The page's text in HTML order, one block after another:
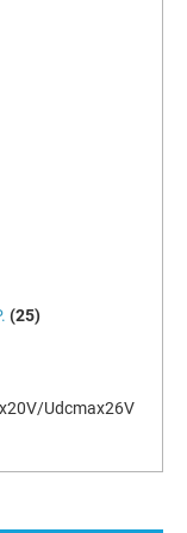
(25)
Udcmax26V